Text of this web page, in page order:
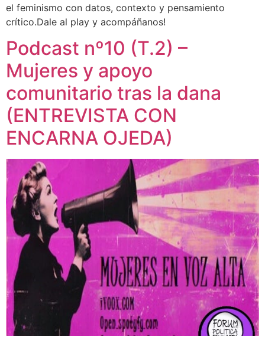
el feminismo con datos, contexto y pensamiento
crítico.Dale al play y acompáñanos!
Podcast nº10 (T.2) –
Mujeres y apoyo
comunitario tras la dana
(ENTREVISTA CON
ENCARNA OJEDA)